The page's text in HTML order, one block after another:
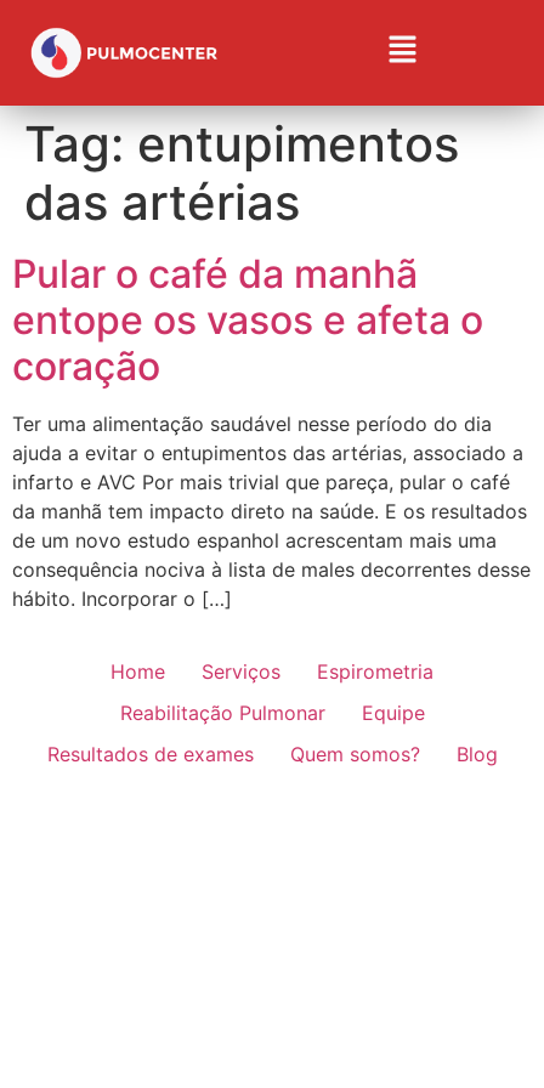
Tag:entupimentos
das artérias
Pular o café da manhã
entope os vasos e afeta o
coração
Ter uma alimentação saudável nesse período do dia
ajuda a evitar o entupimentos das artérias, associado a
infarto e AVC Por mais trivial que pareça, pular o café
da manhã tem impacto direto na saúde. E os resultados
de um novo estudo espanhol acrescentam mais uma
consequência nociva à lista de males decorrentes desse
hábito. Incorporar o […]
Home Serviços
Espirometria
Reabilitação Pulmonar
Equipe
Resultados de exames
Quem somos? Blog